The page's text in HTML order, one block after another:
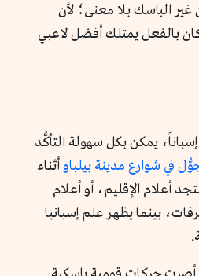
غير الباسك بلا معنى؛ لأن
بالفعل يمتلك أفضل لاعبي
يمكن بكل سهولة التأكُّد
في شوارع مدينة بيلباو أثناء
أعلام الإقليم، أو أعلام
بينما يظهر علم إسبانيا